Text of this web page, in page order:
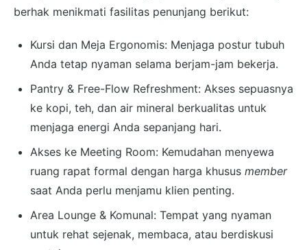
berhak menikmati fasilitas penunjang berikut:
Kursi dan Meja Ergonomis: Menjaga postur tubuh
Anda tetap nyaman selama berjam-jam bekerja.
Pantry & Free-Flow Refreshment: Akses sepuasnya
ke kopi, teh, dan air mineral berkualitas untuk
menjaga energi Anda sepanjang hari.
Akses ke Meeting Room: Kemudahan menyewa
ruang rapat formal dengan harga khusus member
saat Anda perlu menjamu klien penting.
Area Lounge & Komunal: Tempat yang nyaman
untuk rehat sejenak, membaca, atau berdiskusi